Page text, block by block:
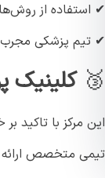
از روش‌های
پزشکی مجرب
کلینیک
مرکز با تاکید بر
متخصص ارائه